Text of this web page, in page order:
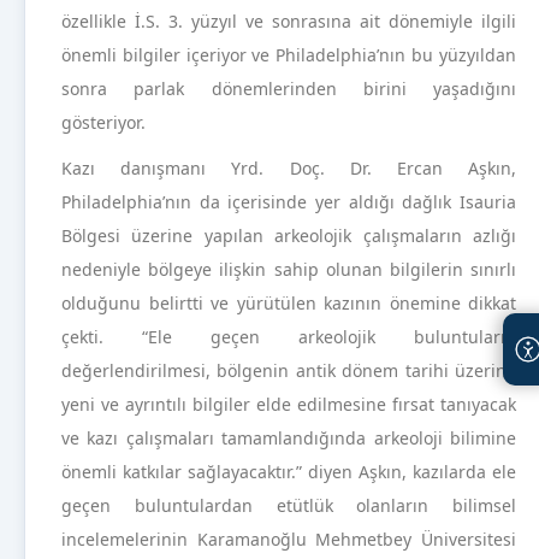
özellikle İ.S. 3. yüzyıl ve sonrasına ait dönemiyle ilgili
önemli bilgiler içeriyor ve Philadelphia’nın bu yüzyıldan
sonra parlak dönemlerinden birini yaşadığını
gösteriyor.
Kazı danışmanı Yrd. Doç. Dr. Ercan Aşkın,
Philadelphia’nın da içerisinde yer aldığı dağlık Isauria
Bölgesi üzerine yapılan arkeolojik çalışmaların azlığı
nedeniyle bölgeye ilişkin sahip olunan bilgilerin sınırlı
olduğunu belirtti ve yürütülen kazının önemine dikkat
çekti. “Ele geçen arkeolojik buluntuların
değerlendirilmesi, bölgenin antik dönem tarihi üzerine
yeni ve ayrıntılı bilgiler elde edilmesine fırsat tanıyacak
ve kazı çalışmaları tamamlandığında arkeoloji bilimine
önemli katkılar sağlayacaktır.” diyen Aşkın, kazılarda ele
geçen buluntulardan etütlük olanların bilimsel
incelemelerinin Karamanoğlu Mehmetbey Üniversitesi